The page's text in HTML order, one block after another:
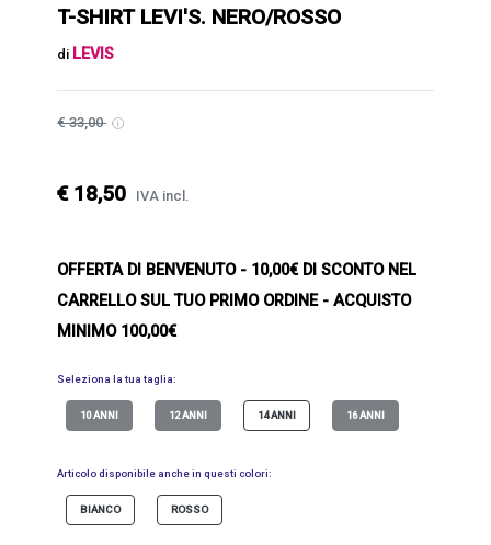
T-SHIRT LEVI'S. NERO/ROSSO
di LEVIS
€ 33,00
€ 18,50 IVA incl.
OFFERTA DI BENVENUTO- 10,00€ DI SCONTO NEL
CARRELLO SUL TUO PRIMO ORDINE - ACQUISTO
MINIMO 100,00€
Seleziona la tua taglia:
10 ANNI 12 ANNI 14 ANNI 16 ANNI
Articolo disponibile anche in questi colori:
BIANCO ROSSO